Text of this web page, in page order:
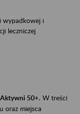
wypadkowej i
leczniczej
Aktywni 50+. W treści
oraz miejsca